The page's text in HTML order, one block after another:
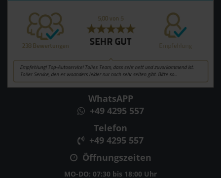
WhatsAPP
+49 4295 557
Telefon
+49 4295 557
Öffnungszeiten
MO-DO: 07:30 bis 18:00 Uhr